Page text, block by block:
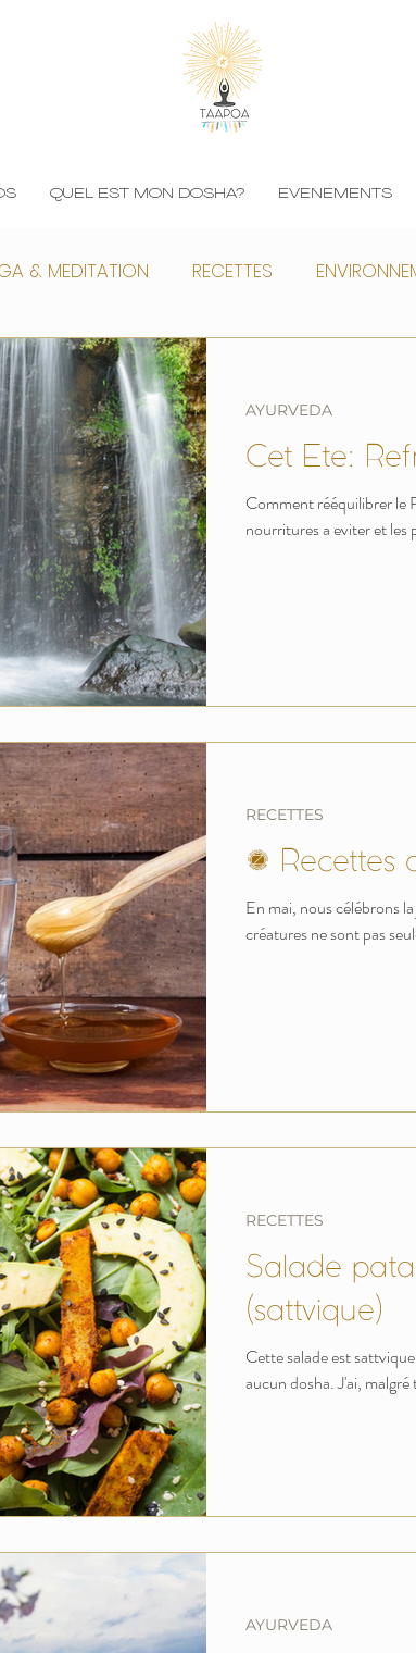
QUEL EST MON DOSHA? EVENEMENTS
& MEDITATION RECETTES
Cet Ete:
Comment rééquilibrer le
nourritures a eviter et les
AYURVEDA
2 Recettes
En mai, nous célébrons
créatures ne sont pas
RECETTES
Salade patate
(sattvique)
Cette salade est
aucun dosha. J'ai,
RECETTES
AYURVEDA